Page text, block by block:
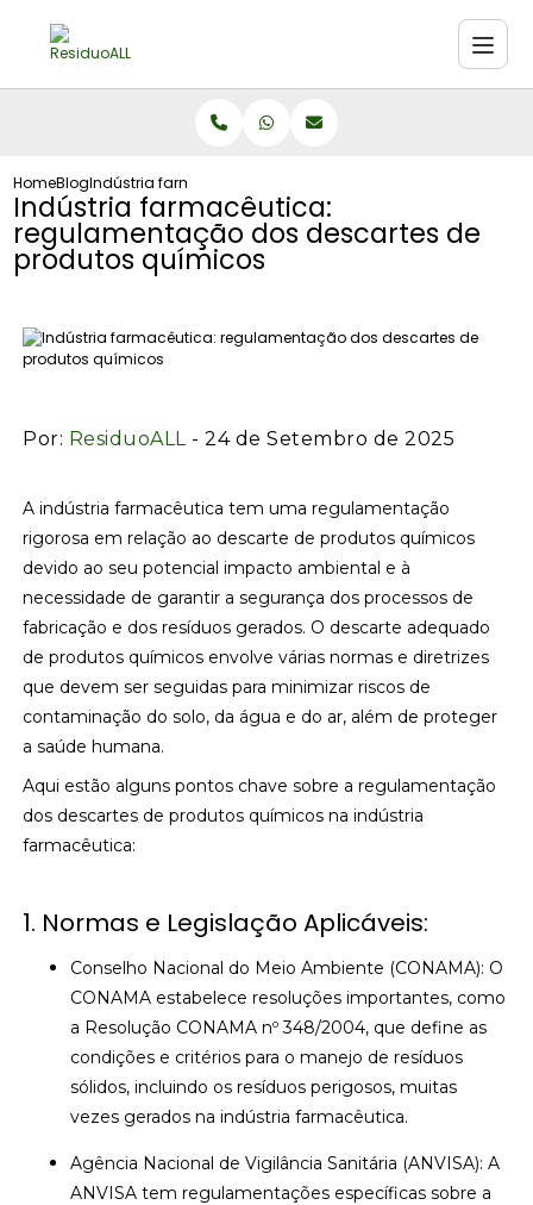
HomeBlogIndústria farmacêutica: regulamentação dos descartes
Indústria farmacêutica:
regulamentação dos descartes de
produtos químicos
Por: ResiduoALL- 24 de Setembro de 2025
A indústria farmacêutica tem uma regulamentação
rigorosa em relação ao descarte de produtos químicos
devido ao seu potencial impacto ambiental e à
necessidade de garantir a segurança dos processos de
fabricação e dos resíduos gerados. O descarte adequado
de produtos químicos envolve várias normas e diretrizes
que devem ser seguidas para minimizar riscos de
contaminação do solo, da água e do ar, além de proteger
a saúde humana.
Aqui estão alguns pontos chave sobre a regulamentação
dos descartes de produtos químicos na indústria
farmacêutica:
1. Normas e Legislação Aplicáveis:
Conselho Nacional do Meio Ambiente (CONAMA): O
CONAMA estabelece resoluções importantes, como
a Resolução CONAMA nº 348/2004, que define as
condições e critérios para o manejo de resíduos
sólidos, incluindo os resíduos perigosos, muitas
vezes gerados na indústria farmacêutica.
Agência Nacional de Vigilância Sanitária (ANVISA): A
ANVISA tem regulamentações específicas sobre a